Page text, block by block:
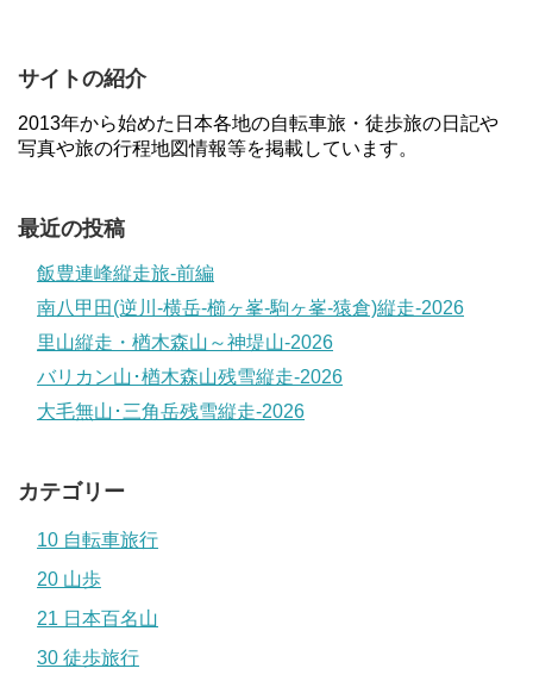
サイトの紹介
2013年から始めた日本各地の自転車旅・徒歩旅の日記や
写真や旅の行程地図情報等を掲載しています。
最近の投稿
飯豊連峰縦走旅-前編
南八甲田(逆川-横岳-櫛ヶ峯-駒ヶ峯-猿倉)縦走-2026
里山縦走・楢木森山～神堤山-2026
バリカン山･楢木森山残雪縦走-2026
大毛無山･三角岳残雪縦走-2026
カテゴリー
10 自転車旅行
20 山歩
21 日本百名山
30 徒歩旅行